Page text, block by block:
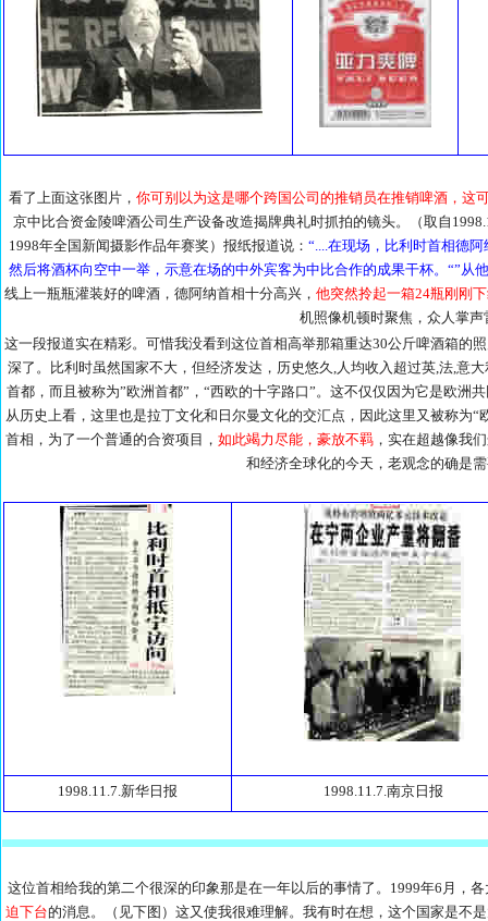
看了上面这张图片， 你可别以为这是哪个跨国公司的推销员在推销啤酒，这
京中比合资金陵啤酒公司生产设备改造揭牌典礼时抓拍的镜头。（取自
1998年全国新闻摄影作品年赛奖）报纸报道说： “....在现场，比利时首相德
然后将酒杯向空中一举，示意在场的中外宾客为中比合作的成果干杯。“”从
线上一瓶瓶灌装好的啤酒，德阿纳首相十分高兴， 他突然拎起一箱24瓶刚刚
机照像机顿时聚焦，众人掌声
这一段报道实在精彩。可惜我没看到这位首相高举那箱重达30公斤啤酒箱的
深了。比利时虽然国家不大，但经济发达，历史悠久,人均收入超过英,法,意
首都，而且被称为”欧洲首都”，“西欧的十字路口”。这不仅仅因为它是欧洲
从历史上看，这里也是拉丁文化和日尔曼文化的交汇点，因此这里又被称为
首相，为了一个普通的合资项目， 如此竭力尽能，豪放不羁，实在超越像我
和经济全球化的今天，老观念的确是
1998.11.7.新华日报 1998.11.7.南京日报
这位首相给我的第二个很深的印象那是在一年以后的事情了。1999年6月，
迫下台的消息。（见下图）这又使我很难理解。我有时在想，这个国家是不